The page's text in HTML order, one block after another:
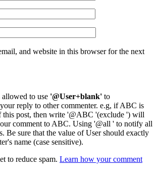
and website in this browser for the next
to use '@User+blank' to
reply to other commenter. e.g, if ABC is
this post, then write '@ABC '(exclude ') will
comment to ABC. Using '@all ' to notify all
Be sure that the value of User should exactly
name (case sensitive).
to reduce spam. Learn how your comment